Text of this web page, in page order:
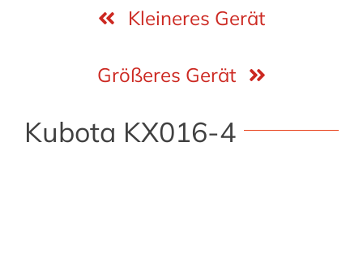
Kleineres Gerät
Größeres Gerät
Kubota KX016-4